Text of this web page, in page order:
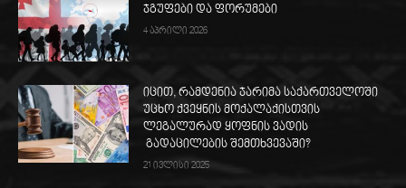
ჯგუფები და ფორუმები
4 აპრილი 2026
იცით, რამდენია ჯარიმა საქართველოში
უცხო ქვეყნის მოქალაქისთვის
ლეგალურად ყოფნის ვადის
გადაცილების შემთხვევაში?
21 ივლისი 2025